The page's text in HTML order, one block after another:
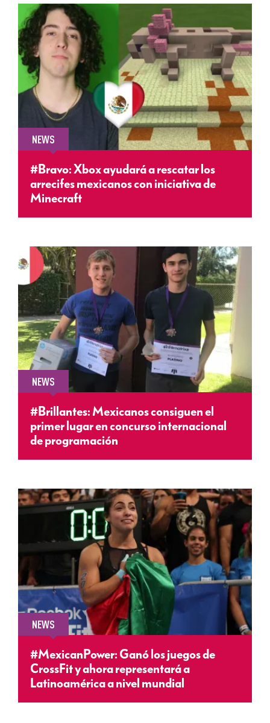
NEWS
#Bravo: Xbox ayudará a rescatar los
arrecifes mexicanos con iniciativa de
Minecraft
NEWS
#Brillantes: Mexicanos consiguen el
primer lugar en concurso internacional
de programación
NEWS
#MexicanPower: Ganó los juegos de
CrossFit y ahora representará a
Latinoamérica a nivel mundial